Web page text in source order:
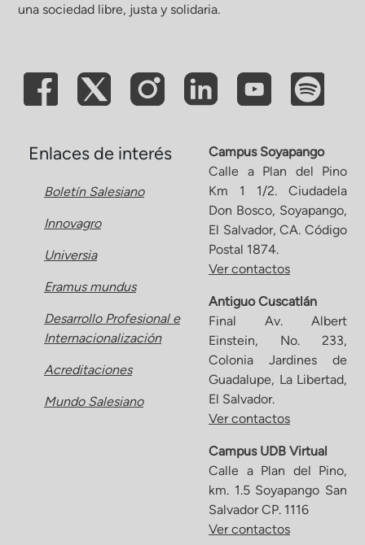
una sociedad libre, justa y solidaria.
Enlaces de interés
Boletín Salesiano
Innovagro
Universia
Eramus mundus
Desarrollo Profesional e
Internacionalización
Acreditaciones
Mundo Salesiano
Campus Soyapango
Calle a Plan del Pino
Km 1 1/2. Ciudadela
Don Bosco, Soyapango,
El Salvador, CA. Código
Postal 1874.
Ver contactos
Antiguo Cuscatlán
Final Av. Albert
Einstein, No. 233,
Colonia Jardines de
Guadalupe, La Libertad,
El Salvador.
Ver contactos
Campus UDB Virtual
Calle a Plan del Pino,
km. 1.5 Soyapango San
Salvador CP. 1116
Ver contactos